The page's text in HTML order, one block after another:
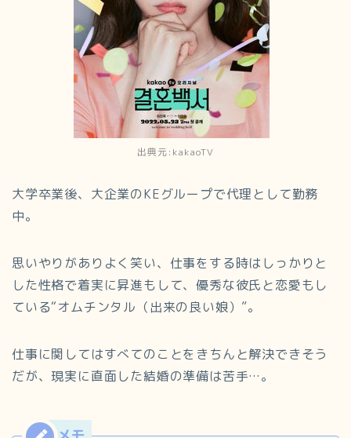
出典元:kakaoTV
大学卒業後、大企業のKEグループで代理として勤務
中。
思いやりがありよく笑い、仕事をする時はしっかりと
した性格で着実に昇進もして、優秀な彼氏と恋愛もし
ている“オムチンタル（出来の良い娘）”。
仕事に関してはすべてのことをきちんと解決できそう
だが、現実に直面した結婚の準備は苦手…。